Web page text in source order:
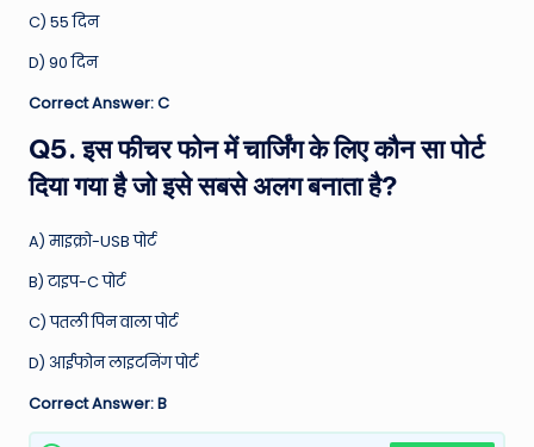
C) 55 दिन
D) 90 दिन
Correct Answer: C
Q5. इस फीचर फोन में चार्जिंग के लिए कौन सा पोर्ट
दिया गया है जो इसे सबसे अलग बनाता है?
A) माइक्रो-USB पोर्ट
B) टाइप-C पोर्ट
C) पतली पिन वाला पोर्ट
D) आईफोन लाइटनिंग पोर्ट
Correct Answer: B